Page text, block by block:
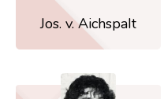
Jos. v. Aichspalt